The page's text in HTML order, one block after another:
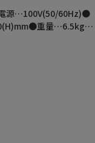
源…100V(50/60Hz)●
重量…6.5kg●
サイ